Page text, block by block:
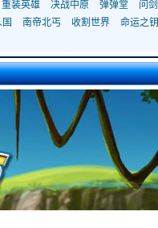
重装英雄 决战中原 弹弹堂 问剑
南帝北丐 收割世界 命运之钥